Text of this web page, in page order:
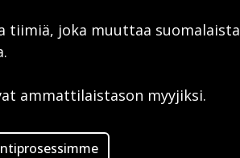
tiimiä, joka muuttaa suomalaista
ammattilaistason myyjiksi.